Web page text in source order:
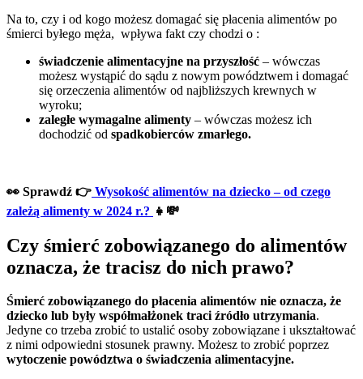
Na to, czy i od kogo możesz domagać się płacenia alimentów po
śmierci byłego męża, wpływa fakt czy chodzi o :
świadczenie alimentacyjne na przyszłość – wówczas
możesz wystąpić do sądu z nowym powództwem i domagać
się orzeczenia alimentów od najbliższych krewnych w
wyroku;
zaległe wymagalne alimenty – wówczas możesz ich
dochodzić od spadkobierców zmarłego.
👀 Sprawdź 👉 Wysokość alimentów na dziecko – od czego
zależą alimenty w 2024 r.? 👧💸
Czy śmierć zobowiązanego do alimentów
oznacza, że tracisz do nich prawo?
Śmierć zobowiązanego do płacenia alimentów nie oznacza, że
dziecko lub były współmałżonek traci źródło utrzymania.
Jedyne co trzeba zrobić to ustalić osoby zobowiązane i ukształtować
z nimi odpowiedni stosunek prawny. Możesz to zrobić poprzez
wytoczenie powództwa o świadczenia alimentacyjne.